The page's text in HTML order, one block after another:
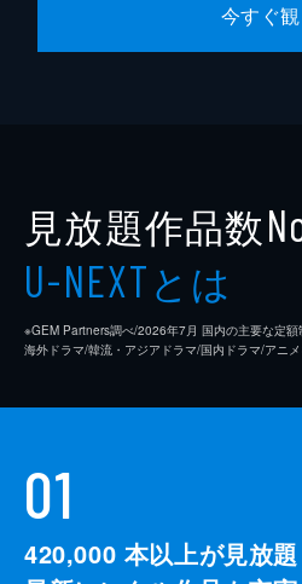
今すぐ
見放題作品数
U-NEXTとは
※GEM Partners調べ/2026年7⽉ 国内の主要な定
海外ドラマ/韓流・アジアドラマ/国内ドラマ/アニメ
01
420,000 本以上が見放題